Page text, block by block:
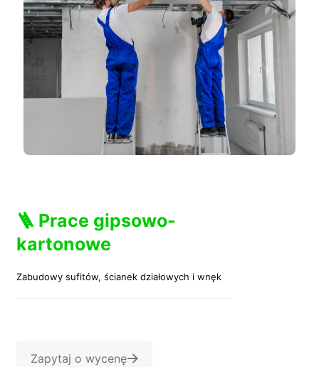
🪜 Prace gipsowo-
kartonowe
Zabudowy sufitów, ścianek działowych i wnęk
Zapytaj o wycenę